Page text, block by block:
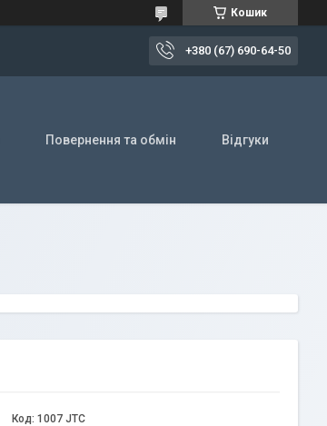
Кошик
+380 (67) 690-64-50
Повернення та обмін Відгуки
Код: 1007 JTC